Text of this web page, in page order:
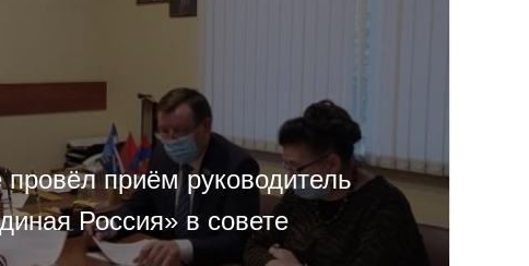
приём руководитель
Россия» в совете